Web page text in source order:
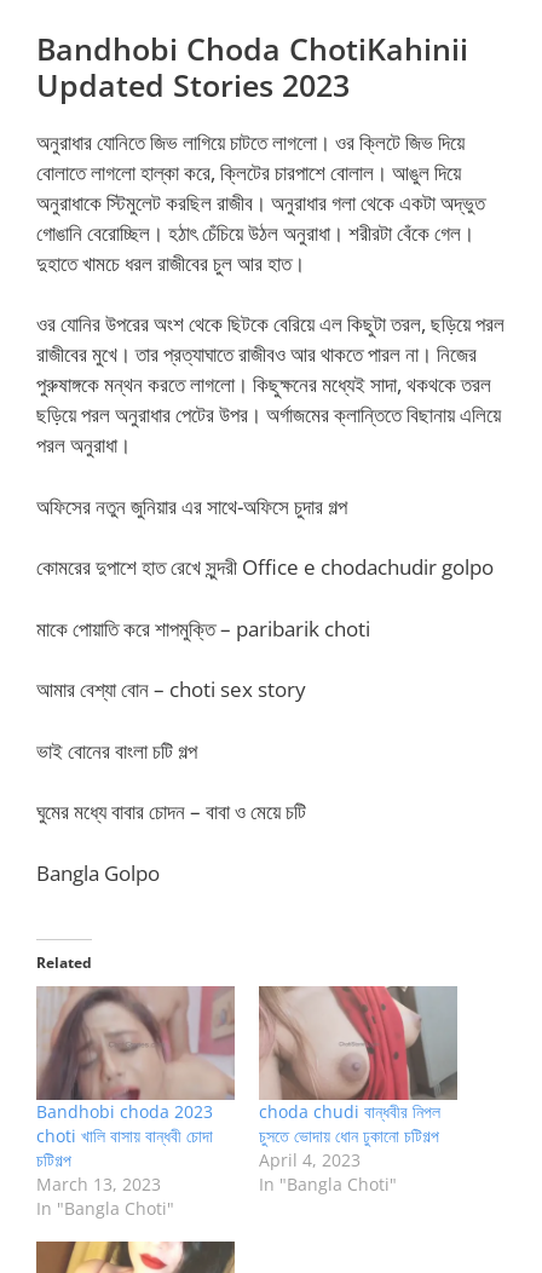
Bandhobi Choda ChotiKahinii
Updated Stories 2023
অনুরাধার যোনিতে জিভ লাগিয়ে চাটতে লাগলো। ওর ক্লিটে জিভ দিয়ে
বোলাতে লাগলো হাল্কা করে, ক্লিটের চারপাশে বোলাল। আঙুল দিয়ে
অনুরাধাকে স্টিমুলেট করছিল রাজীব। অনুরাধার গলা থেকে একটা অদ্ভুত
গোঙানি বেরোচ্ছিল। হঠাৎ চেঁচিয়ে উঠল অনুরাধা। শরীরটা বেঁকে গেল।
দুহাতে খামচে ধরল রাজীবের চুল আর হাত।
ওর যোনির উপরের অংশ থেকে ছিটকে বেরিয়ে এল কিছুটা তরল, ছড়িয়ে পরল
রাজীবের মুখে। তার প্রত্যাঘাতে রাজীবও আর থাকতে পারল না। নিজের
পুরুষাঙ্গকে মন্থন করতে লাগলো। কিছুক্ষনের মধ্যেই সাদা, থকথকে তরল
ছড়িয়ে পরল অনুরাধার পেটের উপর। অর্গাজমের ক্লান্তিতে বিছানায় এলিয়ে
পরল অনুরাধা।
অফিসের নতুন জুনিয়ার এর সাথে-অফিসে চুদার গল্প
কোমরের দুপাশে হাত রেখে সুন্দরী Office e chodachudir golpo
মাকে পোয়াতি করে শাপমুক্তি – paribarik choti
আমার বেশ্যা বোন – choti sex story
ভাই বোনের বাংলা চটি গল্প
ঘুমের মধ্যে বাবার চোদন – বাবা ও মেয়ে চটি
Bangla Golpo
Related
Bandhobi choda 2023
choti খালি বাসায় বান্ধবী চোদা
চটিগল্প
March 13, 2023
In "Bangla Choti"
choda chudi বান্ধবীর নিপল
চুসতে ভোদায় ধোন ঢুকানো চটিগল্প
April 4, 2023
In "Bangla Choti"